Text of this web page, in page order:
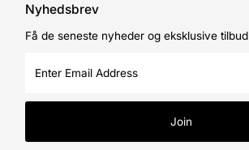
Nyhedsbrev
Få de seneste nyheder og eksklusive tilbud
Email
Join